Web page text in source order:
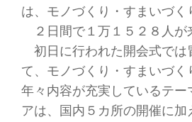
は、モノづくり・すまいづ
２日間で１万１５２８人が
初日に行われた開会式では
て、モノづくり・すまいづ
年々内容が充実しているテ
アは、国内５カ所の開催に